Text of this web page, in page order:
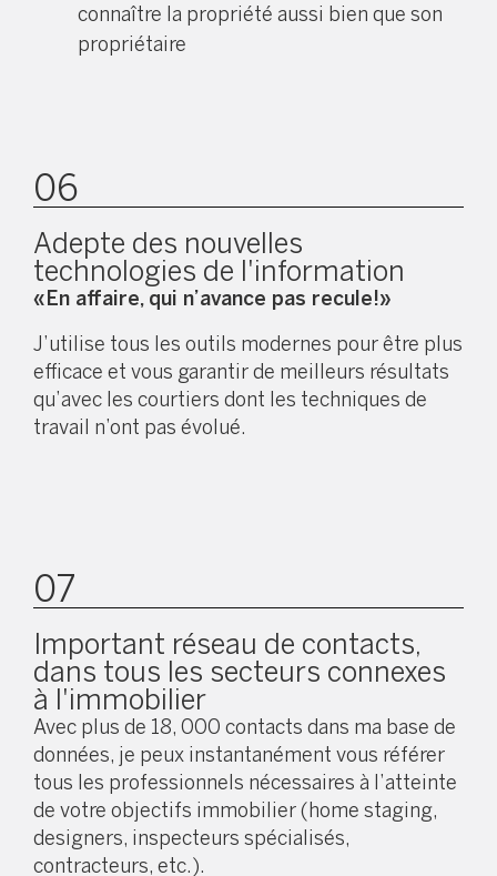
connaître la propriété aussi bien que son
propriétaire
06
Adepte des nouvelles
technologies de l'information
«En affaire, qui n’avance pas recule!»
J’utilise tous les outils modernes pour être plus
efficace et vous garantir de meilleurs résultats
qu’avec les courtiers dont les techniques de
travail n’ont pas évolué.
07
Important réseau de contacts,
dans tous les secteurs connexes
à l'immobilier
Avec plus de 18, 000 contacts dans ma base de
données, je peux instantanément vous référer
tous les professionnels nécessaires à l’atteinte
de votre objectifs immobilier (home staging,
designers, inspecteurs spécialisés,
contracteurs, etc.).